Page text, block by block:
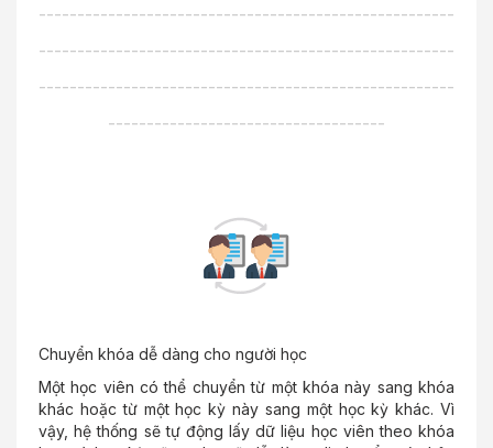
------------------------------------------------------
------------------------------------------------------
------------------------------------------------------
------------------------------------
Chuyển khóa dễ dàng cho người học
Một học viên có thể chuyển từ một khóa này sang khóa
khác hoặc từ một học kỳ này sang một học kỳ khác. Vì
vậy, hệ thống sẽ tự động lấy dữ liệu học viên theo khóa